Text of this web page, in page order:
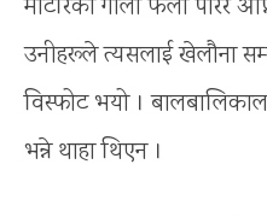
मोर्टारको गोला फेला पारेर
उनीहरूले त्यसलाई खेलौना
विस्फोट भयो ।
भन्ने थाहा थिएन ।